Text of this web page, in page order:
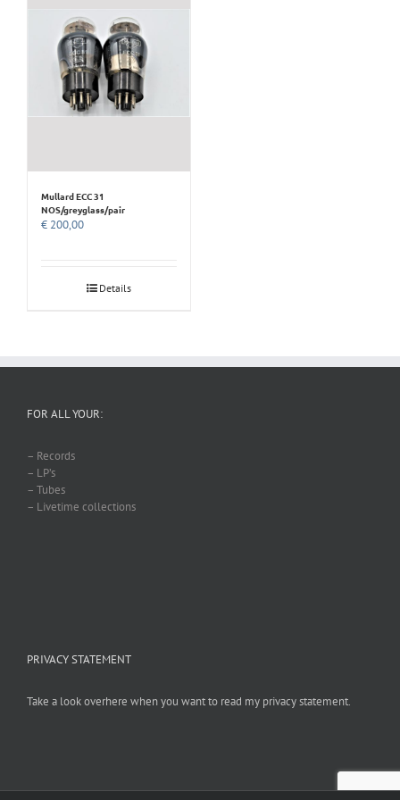
Mullard ECC 31
NOS/greyglass/pair
€ 200,00
Details
FOR ALL YOUR:
– Records
– LP’s
– Tubes
– Livetime collections
PRIVACY STATEMENT
Take a look overhere when you want to read my privacy statement.